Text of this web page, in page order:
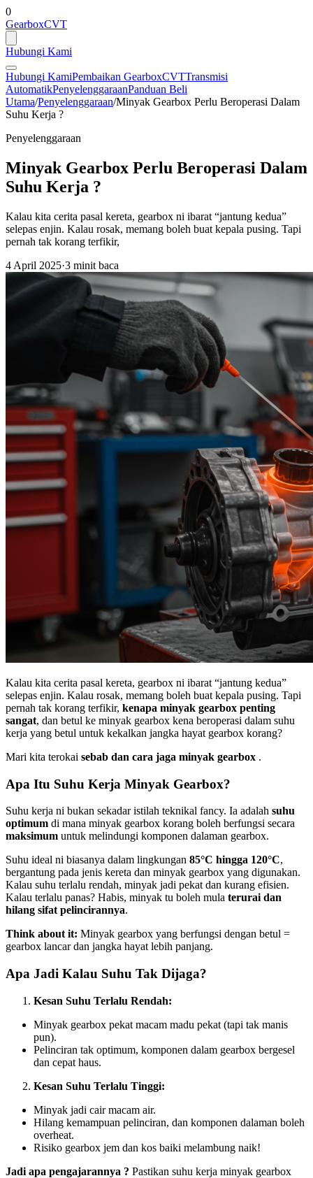
0
GearboxCVT
Hubungi Kami
Hubungi KamiPembaikan GearboxCVTTransmisi
AutomatikPenyelenggaraanPanduan Beli
Utama/Penyelenggaraan/Minyak Gearbox Perlu Beroperasi Dalam
Suhu Kerja ?
Penyelenggaraan
Minyak Gearbox Perlu Beroperasi Dalam
Suhu Kerja ?
Kalau kita cerita pasal kereta, gearbox ni ibarat “jantung kedua”
selepas enjin. Kalau rosak, memang boleh buat kepala pusing. Tapi
pernah tak korang terfikir,
4 April 2025·3 minit baca
Kalau kita cerita pasal kereta, gearbox ni ibarat “jantung kedua”
selepas enjin. Kalau rosak, memang boleh buat kepala pusing. Tapi
pernah tak korang terfikir, kenapa minyak gearbox penting
sangat, dan betul ke minyak gearbox kena beroperasi dalam suhu
kerja yang betul untuk kekalkan jangka hayat gearbox korang?
Mari kita terokai sebab dan cara jaga minyak gearbox .
Apa Itu Suhu Kerja Minyak Gearbox?
Suhu kerja ni bukan sekadar istilah teknikal fancy. Ia adalah suhu
optimum di mana minyak gearbox korang boleh berfungsi secara
maksimum untuk melindungi komponen dalaman gearbox.
Suhu ideal ni biasanya dalam lingkungan 85°C hingga 120°C,
bergantung pada jenis kereta dan minyak gearbox yang digunakan.
Kalau suhu terlalu rendah, minyak jadi pekat dan kurang efisien.
Kalau terlalu panas? Habis, minyak tu boleh mula terurai dan
hilang sifat pelincirannya.
Think about it: Minyak gearbox yang berfungsi dengan betul =
gearbox lancar dan jangka hayat lebih panjang.
Apa Jadi Kalau Suhu Tak Dijaga?
Kesan Suhu Terlalu Rendah:
Minyak gearbox pekat macam madu pekat (tapi tak manis
pun).
Pelinciran tak optimum, komponen dalam gearbox bergesel
dan cepat haus.
Kesan Suhu Terlalu Tinggi:
Minyak jadi cair macam air.
Hilang kemampuan pelinciran, dan komponen dalaman boleh
overheat.
Risiko gearbox jem dan kos baiki melambung naik!
Jadi apa pengajarannya ? Pastikan suhu kerja minyak gearbox